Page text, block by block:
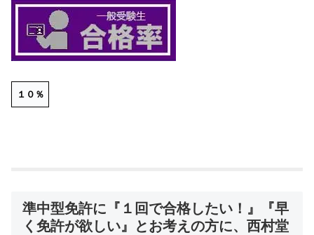
１０％
準中型免許に『１回で合格したい！』『早
く免許が欲しい』とお考えの方に、西村堂